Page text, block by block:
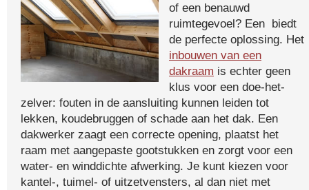
of een benauwd
ruimtegevoel? Een biedt
de perfecte oplossing. Het
inbouwen van een
dakraam is echter geen
klus voor een doe-het-
zelver: fouten in de aansluiting kunnen leiden tot
lekken, koudebruggen of schade aan het dak. Een
dakwerker zaagt een correcte opening, plaatst het
raam met aangepaste gootstukken en zorgt voor een
water- en winddichte afwerking. Je kunt kiezen voor
kantel-, tuimel- of uitzetvensters, al dan niet met